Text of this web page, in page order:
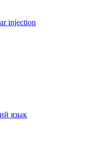
injection
язык